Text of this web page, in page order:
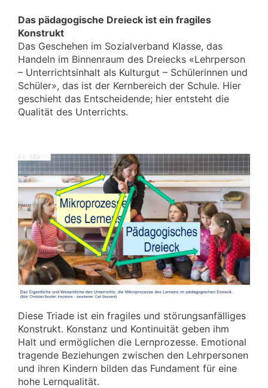
Das pädagogische Dreieck ist ein fragiles
Konstrukt
Das Geschehen im Sozialverband Klasse, das
Handeln im Binnenraum des Dreiecks «Lehrperson
– Unterrichtsinhalt als Kulturgut – Schülerinnen und
Schüler», das ist der Kernbereich der Schule. Hier
geschieht das Entscheidende; hier entsteht die
Qualität des Unterrichts.
Diese Triade ist ein fragiles und störungsanfälliges
Konstrukt. Konstanz und Kontinuität geben ihm
Halt und ermöglichen die Lernprozesse. Emotional
tragende Beziehungen zwischen den Lehrpersonen
und ihren Kindern bilden das Fundament für eine
hohe Lernqualität.